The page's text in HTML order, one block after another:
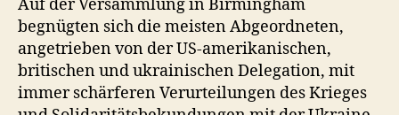
Auf der Versammlung in Birmingham
begnügten sich die meisten Abgeordneten,
angetrieben von der US-amerikanischen,
britischen und ukrainischen Delegation, mit
immer schärferen Verurteilungen des Krieges